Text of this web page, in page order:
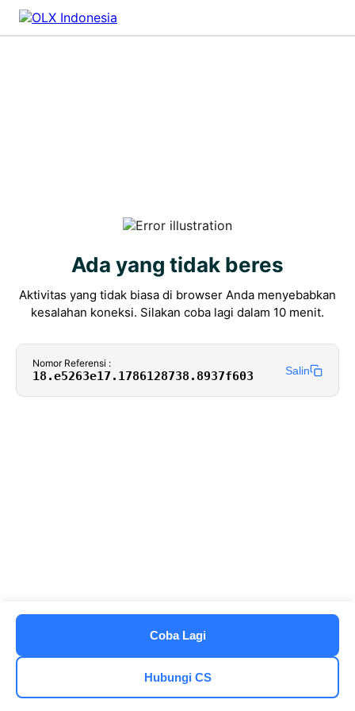
Ada yang tidak beres
Aktivitas yang tidak biasa di browser Anda menyebabkan
kesalahan koneksi. Silakan coba lagi dalam 10 menit.
Nomor Referensi :
18.e5263e17.1786128738.8937f603 Salin
Hubungi CS
Coba Lagi